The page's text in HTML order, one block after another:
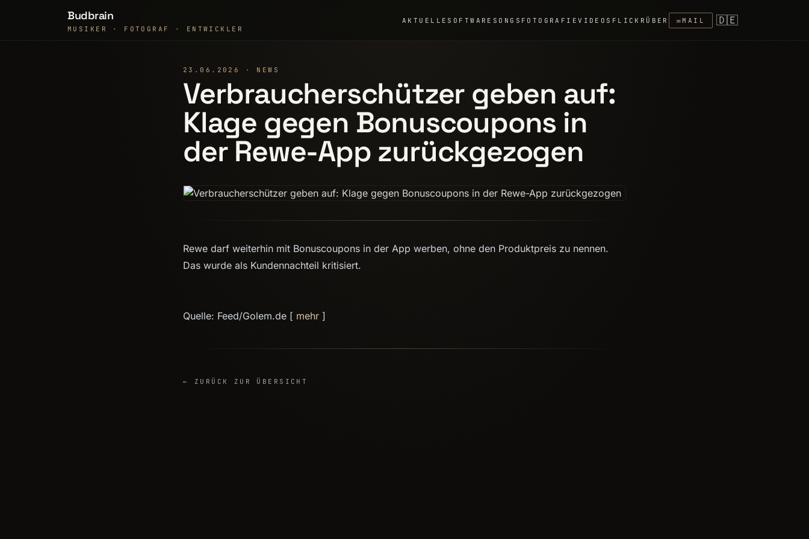
Budbrain
MUSIKER · FOTOGRAF · ENTWICKLER
AKTUELLE SOFTWARE SONGS FOTOGRAFIEVIDEOS FLICKR ÜBER ✉MAIL 🇩🇪
23.06.2026 · NEWS
Verbraucherschützer geben auf:
Klage gegen Bonuscoupons in
der Rewe-App zurückgezogen
Rewe darf weiterhin mit Bonuscoupons in der App werben, ohne den Produktpreis zu nennen.
Das wurde als Kundennachteil kritisiert.
Quelle: Feed/Golem.de [ mehr ]
← ZURÜCK ZUR ÜBERSICHT